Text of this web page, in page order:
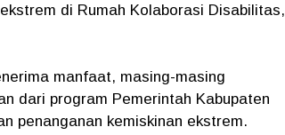
di Rumah Kolaborasi Disabilitas,
manfaat, masing-masing
dari program Pemerintah Kabupaten
penanganan kemiskinan ekstrem.